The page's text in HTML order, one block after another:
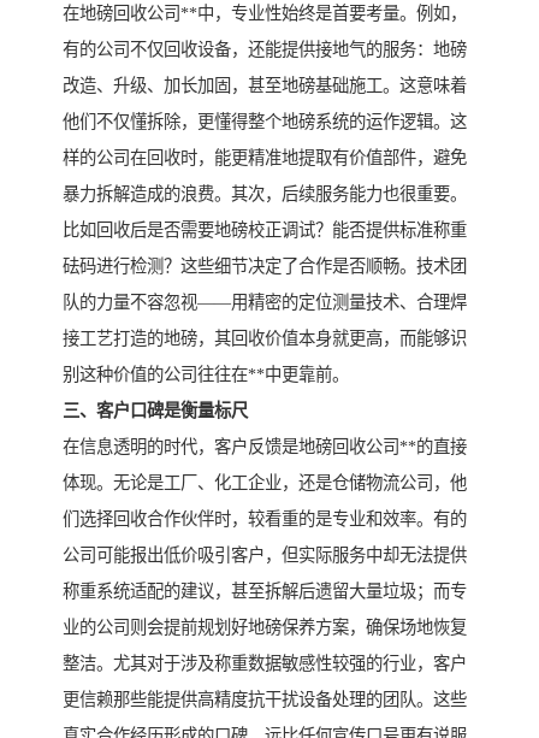
在地磅回收公司**中，专业性始终是首要考量。例如，
有的公司不仅回收设备，还能提供接地气的服务：地磅
改造、升级、加长加固，甚至地磅基础施工。这意味着
他们不仅懂拆除，更懂得整个地磅系统的运作逻辑。这
样的公司在回收时，能更精准地提取有价值部件，避免
暴力拆解造成的浪费。其次，后续服务能力也很重要。
比如回收后是否需要地磅校正调试？能否提供标准称重
砝码进行检测？这些细节决定了合作是否顺畅。技术团
队的力量不容忽视——用精密的定位测量技术、合理焊
接工艺打造的地磅，其回收价值本身就更高，而能够识
别这种价值的公司往往在**中更靠前。
三、客户口碑是衡量标尺
在信息透明的时代，客户反馈是地磅回收公司**的直接
体现。无论是工厂、化工企业，还是仓储物流公司，他
们选择回收合作伙伴时，较看重的是专业和效率。有的
公司可能报出低价吸引客户，但实际服务中却无法提供
称重系统适配的建议，甚至拆解后遗留大量垃圾；而专
业的公司则会提前规划好地磅保养方案，确保场地恢复
整洁。尤其对于涉及称重数据敏感性较强的行业，客户
更信赖那些能提供高精度抗干扰设备处理的团队。这些